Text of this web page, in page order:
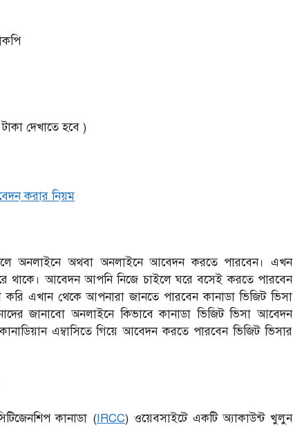
টাকা দেখাতে হবে )
করার নিয়ম
অনলাইনে অথবা অনলাইনে আবেদন করতে পারবেন। এখন
থাকে। আবেদন আপনি নিজে চাইলে ঘরে বসেই করতে পারবেন
এখান থেকে আপনারা জানতে পারবেন কানাডা ভিজিট ভিসা
জানাবো অনলাইনে কিভাবে কানাডা ভিজিট ভিসা আবেদন
এম্বাসিতে গিয়ে আবেদন করতে পারবেন ভিজিট ভিসার
কানাডা (IRCC) ওয়েবসাইটে একটি অ্যাকাউন্ট খুলুন